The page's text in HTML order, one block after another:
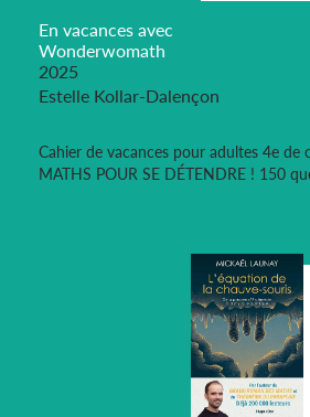
En vacances avec
Wonderwomath
2025
Estelle Kollar-Dalençon
Cahier de vacances pour adultes 4e de
MATHS POUR SE DÉTENDRE ! 150